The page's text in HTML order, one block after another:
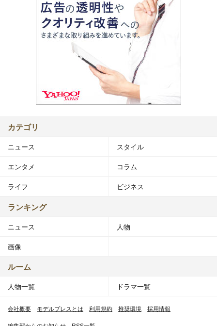
カテゴリ
ニュース スタイル
エンタメ コラム
ライフ ビジネス
ランキング
ニュース 人物
画像
ルーム
人物一覧 ドラマ一覧
会社概要 モデルプレスとは 利用規約 推奨環境 採用情報